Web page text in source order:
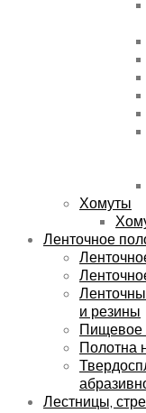
Хомуты
Ленточное
и резины
Пищевое
Полотна
Лестницы,